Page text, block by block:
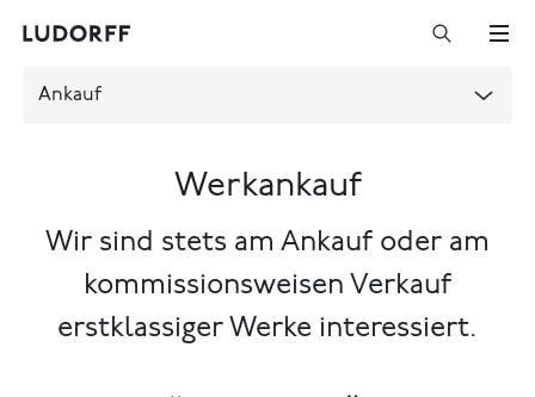
Ankauf
Werkankauf
Wir sind stets am Ankauf oder am
kommissionsweisen Verkauf
erstklassiger Werke interessiert.